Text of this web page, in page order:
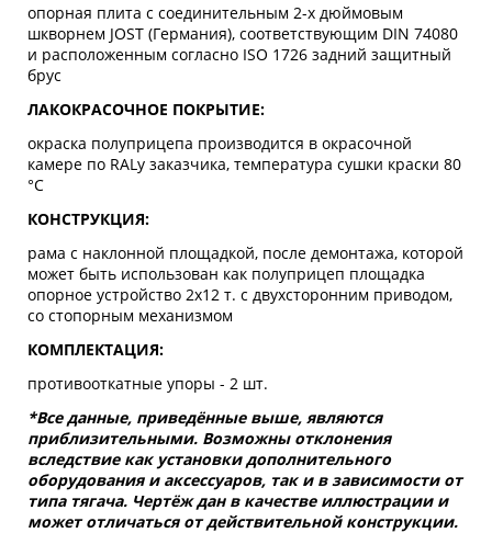
опорная плита с соединительным 2-х дюймовым
шкворнем JOST (Германия), соответствующим DIN 74080
и расположенным согласно ISO 1726 задний защитный
брус
ЛАКОКРАСОЧНОЕ ПОКРЫТИЕ:
окраска полуприцепа производится в окрасочной
камере по RALу заказчика, температура сушки краски 80
°С
КОНСТРУКЦИЯ:
рама с наклонной площадкой, после демонтажа, которой
может быть использован как полуприцеп площадка
опорное устройство 2x12 т. с двухсторонним приводом,
со стопорным механизмом
КОМПЛЕКТАЦИЯ:
противооткатные упоры - 2 шт.
*Все данные, приведённые выше, являются
приблизительными. Возможны отклонения
вследствие как установки дополнительного
оборудования и аксессуаров, так и в зависимости от
типа тягача. Чертёж дан в качестве иллюстрации и
может отличаться от действительной конструкции.